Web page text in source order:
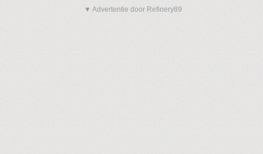
▼ Advertentie door Refinery89